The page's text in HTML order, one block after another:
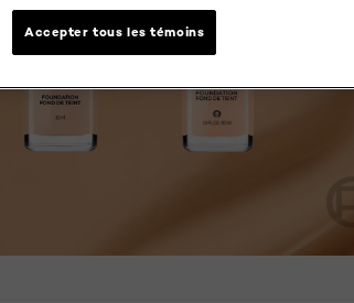
Accepter tous les témoins